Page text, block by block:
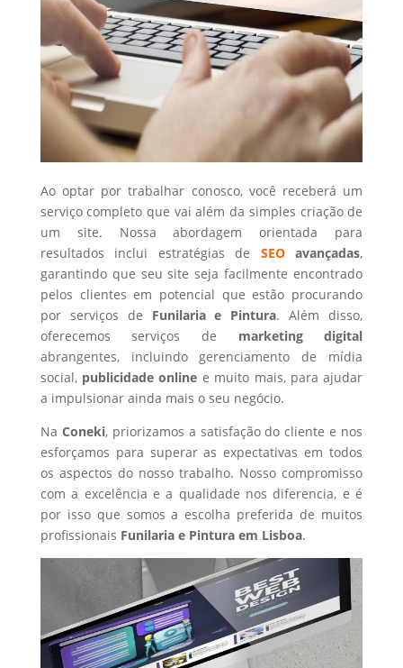
Ao optar por trabalhar conosco, você receberá um
serviço completo que vai além da simples criação de
um site. Nossa abordagem orientada para
resultados inclui estratégias de SEOavançadas,
garantindo que seu site seja facilmente encontrado
pelos clientes em potencial que estão procurando
por serviços de Funilaria e Pintura. Além disso,
oferecemos serviços de marketing digital
abrangentes, incluindo gerenciamento de mídia
social, publicidade online e muito mais, para ajudar
a impulsionar ainda mais o seu negócio.
Na Coneki, priorizamos a satisfação do cliente e nos
esforçamos para superar as expectativas em todos
os aspectos do nosso trabalho. Nosso compromisso
com a excelência e a qualidade nos diferencia, e é
por isso que somos a escolha preferida de muitos
profissionais Funilaria e Pinturaem Lisboa.